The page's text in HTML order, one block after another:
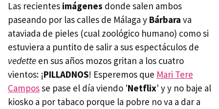
Las recientes imágenes donde salen ambos
paseando por las calles de Málaga y Bárbara va
ataviada de pieles (cual zoológico humano) como si
estuviera a puntito de salir a sus espectáculos de
vedette en sus años mozos gritan a los cuatro
vientos: ¡PILLADNOS! Esperemos que Mari Tere
Camposse pase el día viendo 'Netflix' y y no baje al
kiosko a por tabaco porque la pobre no va a dar a